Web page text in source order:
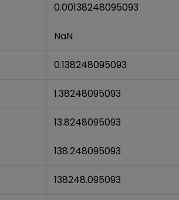
0.00138248095093
NaN
0.138248095093
1.38248095093
13.8248095093
138.248095093
138248.095093